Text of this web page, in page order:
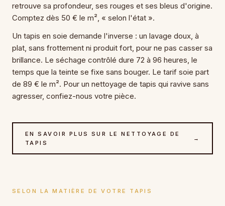
retrouve sa profondeur, ses rouges et ses bleus d'origine.
Comptez dès 50 € le m², « selon l'état ».
Un tapis en soie demande l'inverse : un lavage doux, à
plat, sans frottement ni produit fort, pour ne pas casser sa
brillance. Le séchage contrôlé dure 72 à 96 heures, le
temps que la teinte se fixe sans bouger. Le tarif soie part
de 89 € le m². Pour un nettoyage de tapis qui ravive sans
agresser, confiez-nous votre pièce.
EN SAVOIR PLUS SUR LE NETTOYAGE DE
TAPIS
→
SELON LA MATIÈRE DE VOTRE TAPIS